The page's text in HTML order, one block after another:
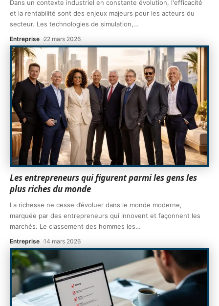
Dans un contexte industriel en constante évolution, l'efficacité
et la rentabilité sont des enjeux majeurs pour les acteurs du
secteur. Les technologies de simulation,…
Entreprise 22 mars 2026
Les entrepreneurs qui figurent parmi les gens les
plus riches du monde
La richesse ne cesse d’évoluer dans le monde moderne,
marquée par des entrepreneurs qui innovent et façonnent les
marchés. Le classement des hommes les…
Entreprise 14 mars 2026